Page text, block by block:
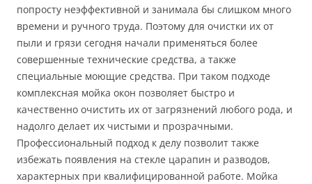
попросту неэффективной и занимала бы слишком много
времени и ручного труда. Поэтому для очистки их от
пыли и грязи сегодня начали применяться более
совершенные технические средства, а также
специальные моющие средства. При таком подходе
комплексная мойка окон позволяет быстро и
качественно очистить их от загрязнений любого рода, и
надолго делает их чистыми и прозрачными.
Профессиональный подход к делу позволит также
избежать появления на стекле царапин и разводов,
характерных при квалифицированной работе. Мойка